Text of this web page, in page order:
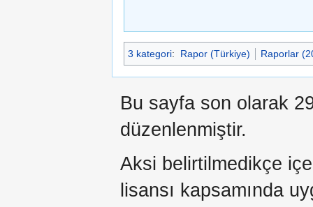
3 kategori: Rapor (Türkiye) Raporlar
Bu sayfa son olarak
düzenlenmiştir.
Aksi belirtilmedikçe
lisansı kapsamında